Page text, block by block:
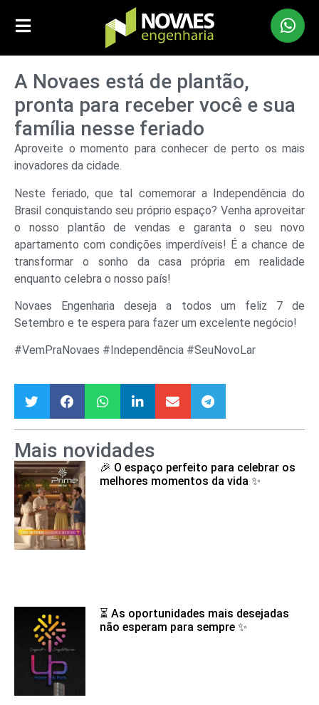
A Novaes está de plantão,
pronta para receber você e sua
família nesse feriado
Aproveite o momento para conhecer de perto os mais
inovadores da cidade.
Neste feriado, que tal comemorar a Independência do
Brasil conquistando seu próprio espaço? Venha aproveitar
o nosso plantão de vendas e garanta o seu novo
apartamento com condições imperdíveis! É a chance de
transformar o sonho da casa própria em realidade
enquanto celebra o nosso país!
Novaes Engenharia deseja a todos um feliz 7 de
Setembro e te espera para fazer um excelente negócio!
#VemPraNovaes #Independência #SeuNovoLar
Mais novidades
🎉 O espaço perfeito para celebrar os
melhores momentos da vida ✨
⏳ As oportunidades mais desejadas
não esperam para sempre ✨